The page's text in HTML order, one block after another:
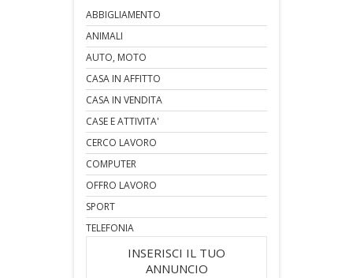
ABBIGLIAMENTO
ANIMALI
AUTO, MOTO
CASA IN AFFITTO
CASA IN VENDITA
CASE E ATTIVITA'
CERCO LAVORO
COMPUTER
OFFRO LAVORO
SPORT
TELEFONIA
INSERISCI IL TUO
ANNUNCIO